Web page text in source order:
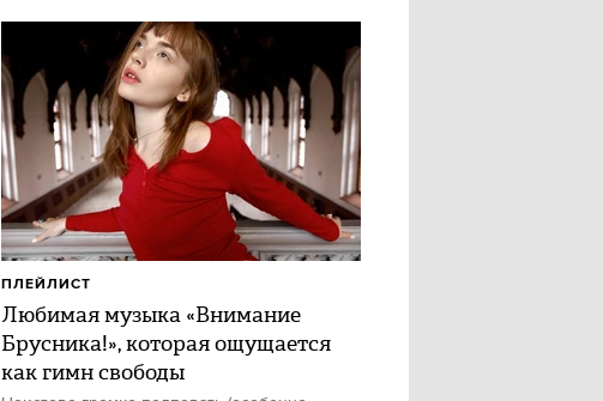
Любимая музыка «Внимание
Брусника!», которая ощущается
как гимн свободы
ПЛЕЙЛИСТ